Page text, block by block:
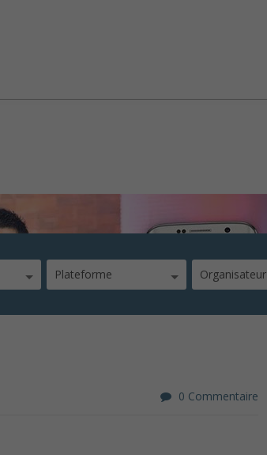
distantes
Plateforme Organisateur
0 Commentaire